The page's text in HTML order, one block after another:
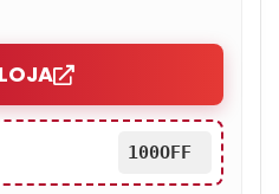
100OFF